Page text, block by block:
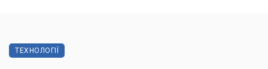
ТЕХНОЛОГІЇ